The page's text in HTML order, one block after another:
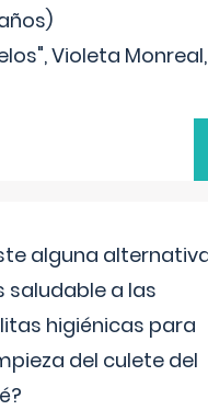
Violeta Monreal,
alguna
saludable a las
higiénicas para
del culete del